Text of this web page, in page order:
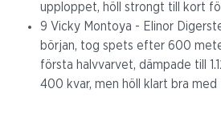
upploppet, höll strongt till kort
9 Vicky Montoya - Elinor
början, tog spets efter 600
första halvvarvet, dämpade till
400 kvar, men höll klart bra med